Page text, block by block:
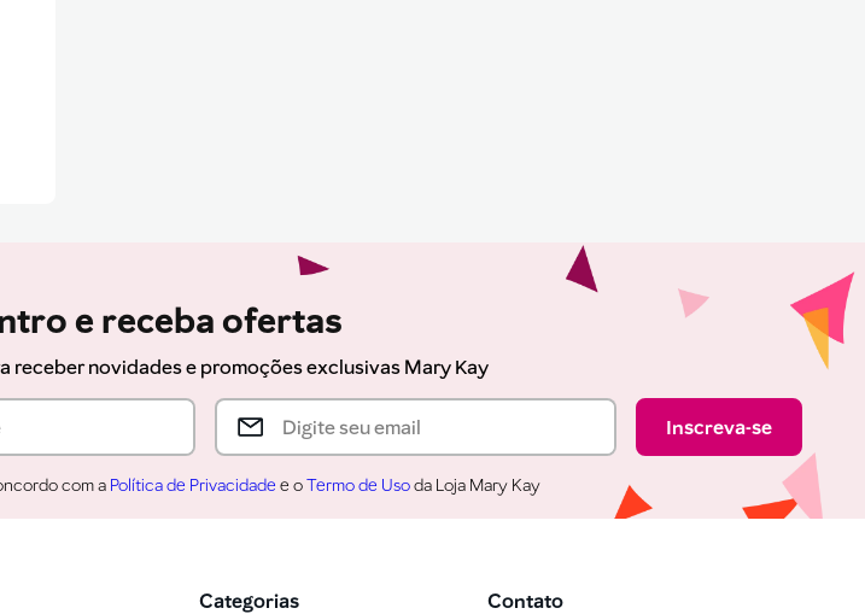
e receba ofertas
receber novidades e promoções exclusivas Mary Kay
Inscreva-se
com a Política de Privacidade e oTermo de Usoda Loja Mary Kay
Categorias Contato